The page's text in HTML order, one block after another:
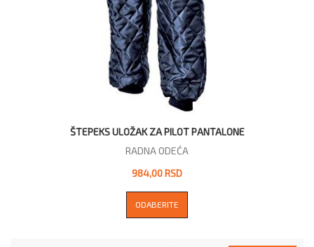
ŠTEPEKS ULOŽAK ZA PILOT PANTALONE
RADNA ODEĆA
984,00 RSD
ODABERITE